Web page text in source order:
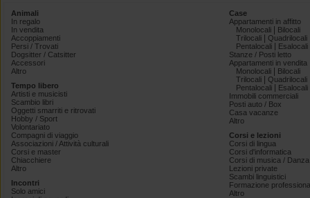
Animali
In regalo
In vendita
Accoppiamenti
Persi / Trovati
Dogsitter / Catsitter
Accessori
Altro
Tempo libero
Artisti e musicisti
Scambio libri
Oggetti smarriti e ritrovati
Hobby / Sport
Volontariato
Compagni di viaggio
Associazioni / Attività culturali
Corsi e master
Chiacchiere
Altro
Incontri
Solo amici
Case
Appartamenti in affitto
Monolocali
Bilocali
Trilocali
Quadrilocali
Pentalocali
Esalocali
Stanze / Posti letto
Appartamenti in vendita
Monolocali
Bilocali
Trilocali
Quadrilocali
Pentalocali
Esalocali
Immobili commerciali
Posti auto / Box
Casa vacanze
Altro
Corsi e lezioni
Corsi di lingua
Corsi d'informatica
Corsi di musica /
Lezioni private
Scambi linguistici
Formazione
Altro